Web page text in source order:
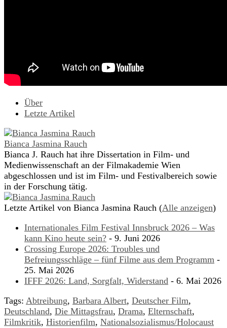
Über
Letzte Artikel
Bianca Jasmina Rauch
Bianca J. Rauch hat ihre Dissertation in Film- und
Medienwissenschaft an der Filmakademie Wien
abgeschlossen und ist im Film- und Festivalbereich sowie
in der Forschung tätig.
Letzte Artikel von Bianca Jasmina Rauch (Alle anzeigen)
Internationales Film Festival Innsbruck 2026 – Was
kann Kino heute sein? - 9. Juni 2026
Crossing Europe 2026: Troubles und
Befreiungsschläge – fünf Filme aus dem Programm -
25. Mai 2026
IFFF 2026: Land, Sorgfalt, Widerstand - 6. Mai 2026
Tags: Abtreibung, Barbara Albert, Deutscher Film,
Deutschland, Die Mittagsfrau, Drama, Elternschaft,
Filmkritik, Historienfilm, Nationalsozialismus/Holocaust